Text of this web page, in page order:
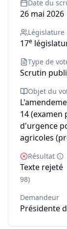
Date du
26 mai 2026
Législature
17e
Type de
Scrutin
Objet du
14
d'urgence
agricoles
Résultat
Texte rejeté
98)
Demandeur
Présidente